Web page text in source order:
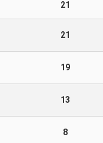
21
21
19
13
8